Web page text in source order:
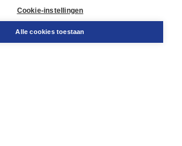
Cookie-instellingen
Alle cookies toestaan